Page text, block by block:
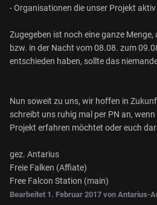
- Organisationen die unser Projekt
Zugegeben ist noch eine ganze
bzw. in der Nacht vom 08.08. zum
entschieden haben, sollte das
Nun soweit zu uns, wir hoffen in
schreibt uns ruhig mal per PN an,
Projekt erfahren möchtet oder euch
gez. Antarius
Freie Falken (Affiate)
Free Falcon Station (main)
Bearbeitet 1. Februar 2017 von Antarius-